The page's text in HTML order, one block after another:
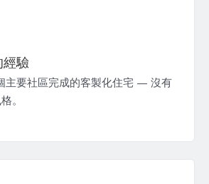
驗
主要社區完成的客製化住宅 — 沒有
。